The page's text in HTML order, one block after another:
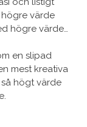
högre värde
högre värde…
en slipad
mest kreativa
högt värde